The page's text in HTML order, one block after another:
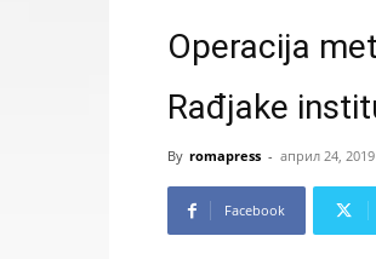
Operacija
Rađjake
By romapress - април 24, 2019
Facebook